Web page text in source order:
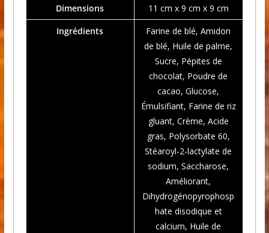
Dimensions
11 cm x 9 cm x 9 cm
Ingrédients
Farine de blé, Amidon
de blé, Huile de palme,
Sucre, Pépites de
chocolat, Poudre de
cacao, Glucose,
Émulsifiant, Farine de riz
gluant, Crème, Acide
gras, Polysorbate 60,
Stéaroyl-2-lactylate de
sodium, Saccharose,
Améliorant,
Dihydrogénopyrophosp
hate disodique et
calcium, Huile de